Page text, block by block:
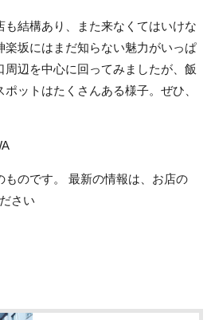
結構あり、また来なくてはいけな
楽坂にはまだ知らない魅力がいっぱ
辺を中心に回ってみましたが、飯
ットはたくさんある様子。ぜひ、
のです。 最新の情報は、お店の
さい